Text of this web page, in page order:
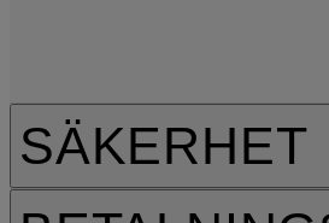
SÄKERHET